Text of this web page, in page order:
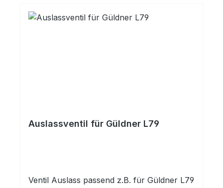
Auslassventil für Güldner L79
Ventil Auslass passend z.B. für Güldner L79